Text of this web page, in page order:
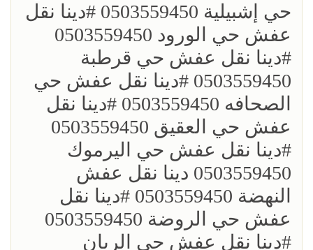
حي إشبيلية 0503559450 ؜#دينا نقل
عفش حي الورود 0503559450
؜#دينا نقل عفش حي قرطبة
0503559450 ؜#دينا نقل عفش حي
الصحافه 0503559450 ؜#دينا نقل
عفش حي العقيق 0503559450
؜#دينا نقل عفش حي اليرموك
0503559450 دينا نقل عفش
النهضة 0503559450 ؜#دينا نقل
عفش حي الروضة 0503559450
؜#دينا نقل عفش حي الريان